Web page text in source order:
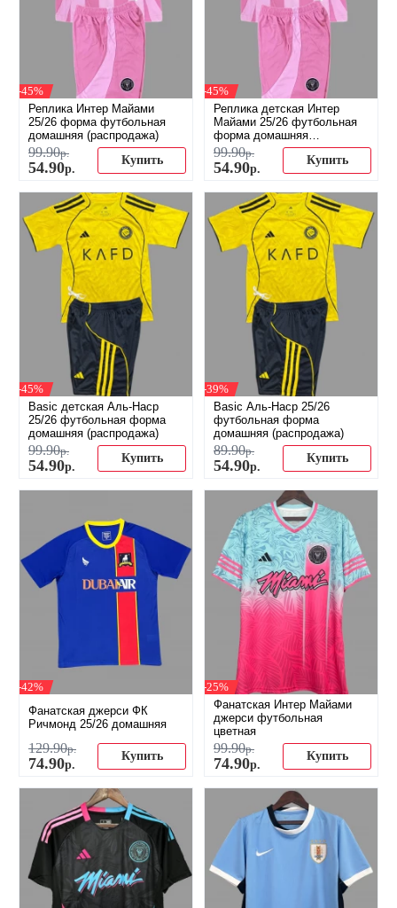
-45%
Реплика Интер Майами
25/26 форма футбольная
домашняя (распродажа)
99.90р.
54.90р.
Купить
-45%
Реплика детская Интер
Майами 25/26 футбольная
форма домашняя
(распродажа)
99.90р.
54.90р.
Купить
-45%
Basic детская Аль-Наср
25/26 футбольная форма
домашняя (распродажа)
99.90р.
54.90р.
Купить
-39%
Basic Аль-Наср 25/26
футбольная форма
домашняя (распродажа)
89.90р.
54.90р.
Купить
-42%
Фанатская джерси ФК
Ричмонд 25/26 домашняя
129.90р.
74.90р.
Купить
-25%
Фанатская Интер Майами
джерси футбольная
цветная
99.90р.
74.90р.
Купить